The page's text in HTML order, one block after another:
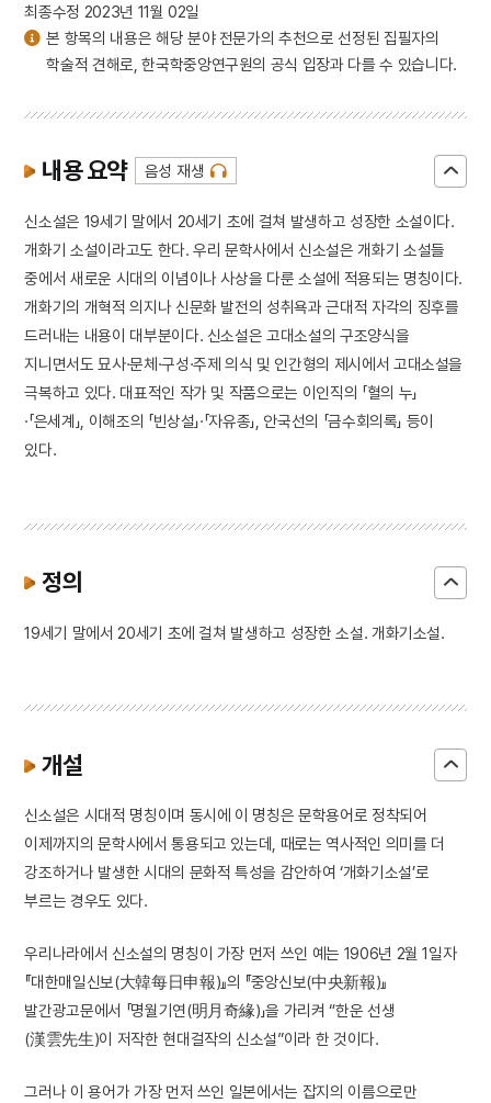
최종수정 2023년 11월 02일
본 항목의 내용은 해당 분야 전문가의 추천으로 선정된 집필자의
학술적 견해로, 한국학중앙연구원의 공식 입장과 다를 수 있습니다.
내용 요약 음성 재생
신소설은 19세기 말에서 20세기 초에 걸쳐 발생하고 성장한 소설이다.
개화기 소설이라고도 한다. 우리 문학사에서 신소설은 개화기 소설들
중에서 새로운 시대의 이념이나 사상을 다룬 소설에 적용되는 명칭이다.
개화기의 개혁적 의지나 신문화 발전의 성취욕과 근대적 자각의 징후를
드러내는 내용이 대부분이다. 신소설은 고대소설의 구조양식을
지니면서도 묘사·문체·구성·주제 의식 및 인간형의 제시에서 고대소설을
극복하고 있다. 대표적인 작가 및 작품으로는 이인직의 「혈의 누」
·「은세계」, 이해조의 「빈상설」·「자유종」, 안국선의 「금수회의록」 등이
있다.
정의
19세기 말에서 20세기 초에 걸쳐 발생하고 성장한 소설. 개화기소설.
개설
신소설은 시대적 명칭이며 동시에 이 명칭은 문학용어로 정착되어
이제까지의 문학사에서 통용되고 있는데, 때로는 역사적인 의미를 더
강조하거나 발생한 시대의 문화적 특성을 감안하여 ‘개화기소설’로
부르는 경우도 있다.
우리나라에서 신소설의 명칭이 가장 먼저 쓰인 예는 1906년 2월 1일자
『대한매일신보(大韓每日申報)』의 『중앙신보(中央新報)』
발간광고문에서 「명월기연(明月奇緣)」을 가리켜 “한운 선생
(漢雲先生)이 저작한 현대걸작의 신소설”이라 한 것이다.
그러나 이 용어가 가장 먼저 쓰인 일본에서는 잡지의 이름으로만